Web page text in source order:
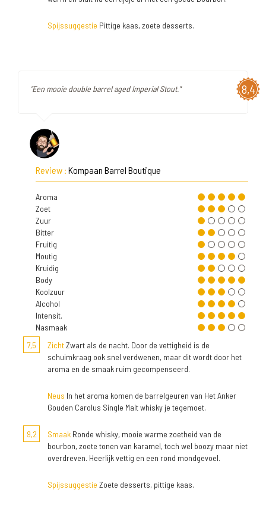
Spijssuggestie Pittige kaas, zoete desserts.
8,4
"Een mooie double barrel aged Imperial Stout."
Review : Kompaan Barrel Boutique
Aroma
Zoet
Zuur
Bitter
Fruitig
Moutig
Kruidig
Body
Koolzuur
Alcohol
Intensit.
Nasmaak
7,5
ZichtZwart als de nacht. Door de vettigheid is de
schuimkraag ook snel verdwenen, maar dit wordt door het
aroma en de smaak ruim gecompenseerd.
Neus In het aroma komen de barrelgeuren van Het Anker
Gouden Carolus Single Malt whisky je tegemoet.
9,2 Smaak Ronde whisky, mooie warme zoetheid van de
bourbon, zoete tonen van karamel, toch wel boozy maar niet
overdreven. Heerlijk vettig en een rond mondgevoel.
Spijssuggestie Zoete desserts, pittige kaas.